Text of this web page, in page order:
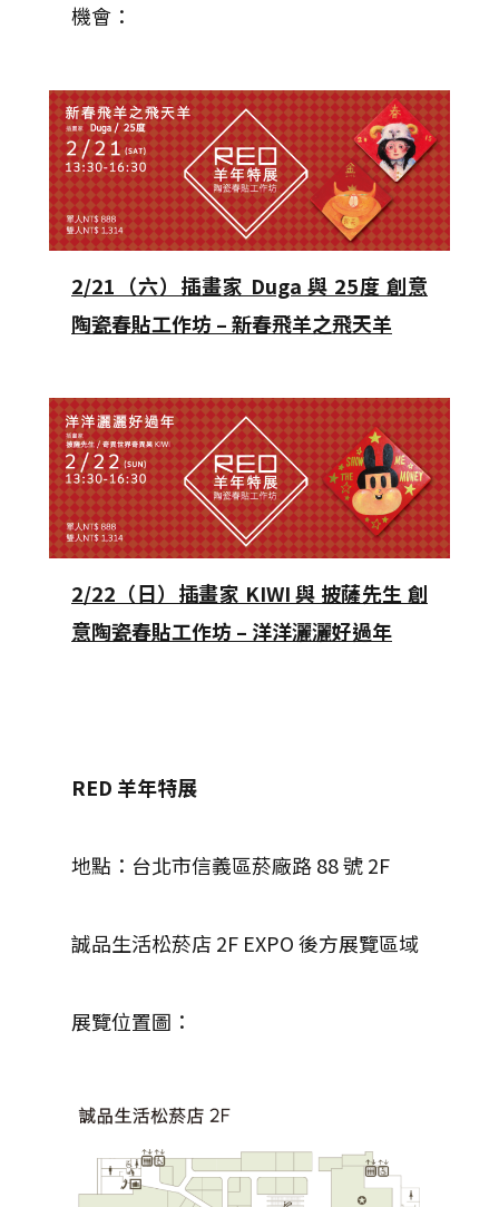
機會：
2/21（六）插畫家 Duga 與 25度 創意
陶瓷春貼工作坊 – 新春飛羊之飛天羊
2/22（日）插畫家 KIWI 與 披薩先生 創
意陶瓷春貼工作坊 – 洋洋灑灑好過年
RED 羊年特展
地點：台北市信義區菸廠路 88 號 2F
誠品生活松菸店 2F EXPO 後方展覽區域
展覽位置圖：